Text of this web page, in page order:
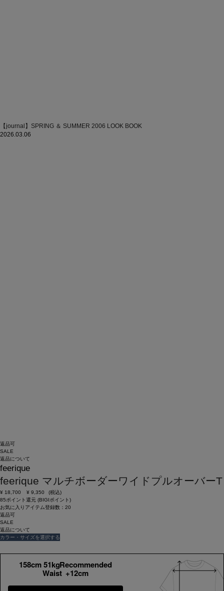
【journal】SPRING ＆ SUMMER 2006 LOOK BOOK
2026.03.06
返品可
SALE
返品について
feerique
feerique マルチボーダーワイドプルオーバーT
¥ 18,700 ¥ 9,350
(税込)
85ポイント還元 (BIGIポイント)
お気に入りアイテム登録数： 20
返品可
SALE
返品について
カラー・サイズを選択する
158cm 51kgRecommended
Waist +12cm